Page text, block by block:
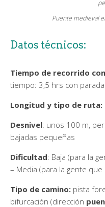
Puente medieval
Datos técnicos:
Tiempo de recorrido
tiempo: 3,5 hrs con
Longitud y tipo de ruta:
Desnivel: unos 100 m,
bajadas pequeñas
Dificultad: Baja (para la
– Media (para la gente
Tipo de camino: pista
bifurcación (dirección